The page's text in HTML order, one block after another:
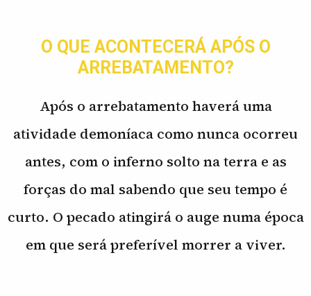
O QUE ACONTECERÁ APÓS O
ARREBATAMENTO?
Após o arrebatamento haverá uma
atividade demoníaca como nunca ocorreu
antes, com o inferno solto na terra e as
forças do mal sabendo que seu tempo é
curto. O pecado atingirá o auge numa época
em que será preferível morrer a viver.